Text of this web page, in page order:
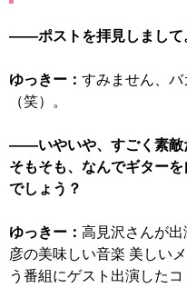
――ポストを拝見しまして
ゆっきー： すみません、
（笑）。
――いやいや、すごく素敵
そもそも、なんでギター
でしょう？
ゆっきー： 高見沢さんが
彦の美味しい音楽 美しい
う番組にゲスト出演した